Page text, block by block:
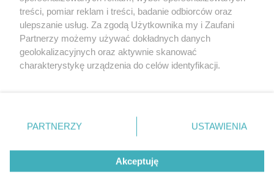
© 2026 Grupa ZPR Media
treści, pomiar reklam i treści, badanie odbiorców oraz
ulepszanie usług. Za zgodą Użytkownika my i Zaufani
Partnerzy możemy używać dokładnych danych
geolokalizacyjnych oraz aktywnie skanować
charakterystykę urządzenia do celów identyfikacji.
zmienić/wycofać klikając przycisk ustawień prywatności
znajdujący się w lewym dolnym rogu strony
rodzaje przetwarzania danych nie wymagają zgody
użytkownika, ale masz prawo sprzeciwić się takiemu
przetwarzaniu. Preferencje będą miały zastosowanie tylko
PARTNERZY USTAWIENIA
Akceptuję